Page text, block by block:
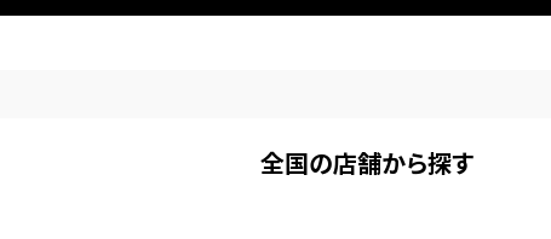
全国の店舗から探す